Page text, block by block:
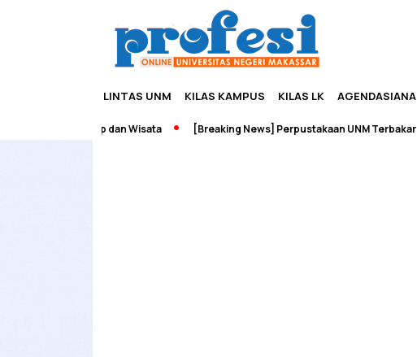
LINTAS UNM KILAS KAMPUS KILAS LK AGENDASIANA
Edupreneurship dan Wisata [Breaking News] Perpustakaan UNM Terbakar